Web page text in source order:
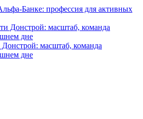
Банке: профессия для активных
масштаб, команда
дне